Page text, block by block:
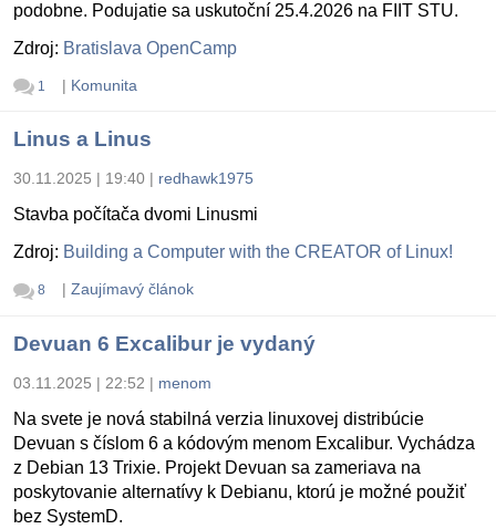
podobne. Podujatie sa uskutoční 25.4.2026 na FIIT STU.
Zdroj: Bratislava OpenCamp
1 | Komunita
Linus a Linus
30.11.2025 | 19:40 | redhawk1975
Stavba počítača dvomi Linusmi
Zdroj: Building a Computer with the CREATOR of Linux!
8 | Zaujímavý článok
Devuan 6 Excalibur je vydaný
03.11.2025 | 22:52 | menom
Na svete je nová stabilná verzia linuxovej distribúcie
Devuan s číslom 6 a kódovým menom Excalibur. Vychádza
z Debian 13 Trixie. Projekt Devuan sa zameriava na
poskytovanie alternatívy k Debianu, ktorú je možné použiť
bez SystemD.